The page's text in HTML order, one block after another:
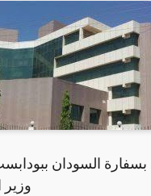
بسفارة السودان
وزير